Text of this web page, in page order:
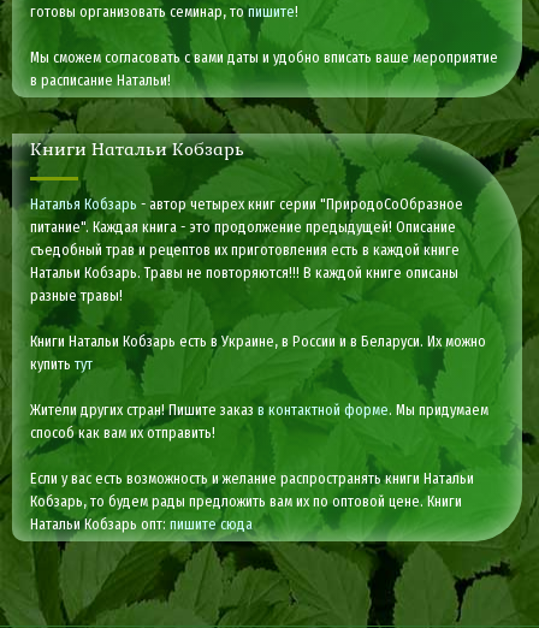
готовы организовать семинар, топишите!
Мы сможем согласовать с вами даты и удобно вписать ваше мероприятие
в расписание Натальи!
Книги Натальи Кобзарь
Наталья Кобзарь - автор четырех книг серии "ПриродоСоОбразное
питание". Каждая книга - это продолжение предыдущей! Описание
съедобный трав и рецептов их приготовления есть в каждой книге
Натальи Кобзарь. Травы не повторяются!!! В каждой книге описаны
разные травы!
Книги Натальи Кобзарь есть в Украине, в России и в Беларуси. Их можно
купитьтут
Жители других стран! Пишите заказв контактной форме. Мы придумаем
способ как вам их отправить!
Если у вас есть возможность и желание распространять книги Натальи
Кобзарь, то будем рады предложить вам их по оптовой цене. Книги
Натальи Кобзарь опт:пишите сюда